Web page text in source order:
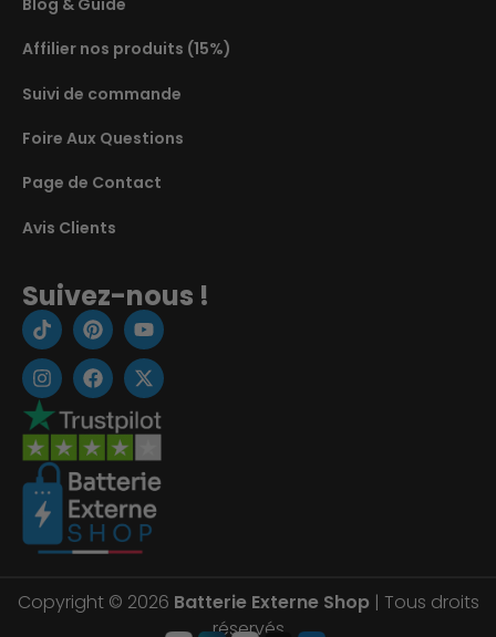
Affilier nos produits (15%)
Suivi de commande
Foire Aux Questions
Page de Contact
Avis Clients
Suivez-nous !
Copyright © 2026 Batterie Externe Shop| Tous droits
réservés